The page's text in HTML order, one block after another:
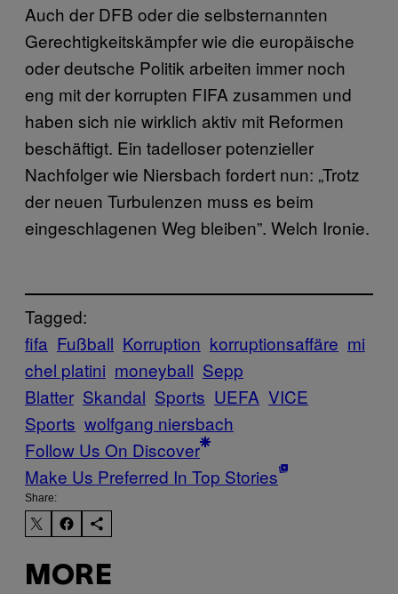
Auch der DFB oder die selbsternannten
Gerechtigkeitskämpfer wie die europäische
oder deutsche Politik arbeiten immer noch
eng mit der korrupten FIFA zusammen und
haben sich nie wirklich aktiv mit Reformen
beschäftigt. Ein tadelloser potenzieller
Nachfolger wie Niersbach fordert nun: „Trotz
der neuen Turbulenzen muss es beim
eingeschlagenen Weg bleiben”. Welch Ironie.
Tagged:
fifa Fußball Korruption korruptionsaffäre mi
chel platini moneyball Sepp
Blatter Skandal Sports UEFA VICE
Sports wolfgang niersbach
Follow Us On Discover
Make Us Preferred In Top Stories
Share:
MORE